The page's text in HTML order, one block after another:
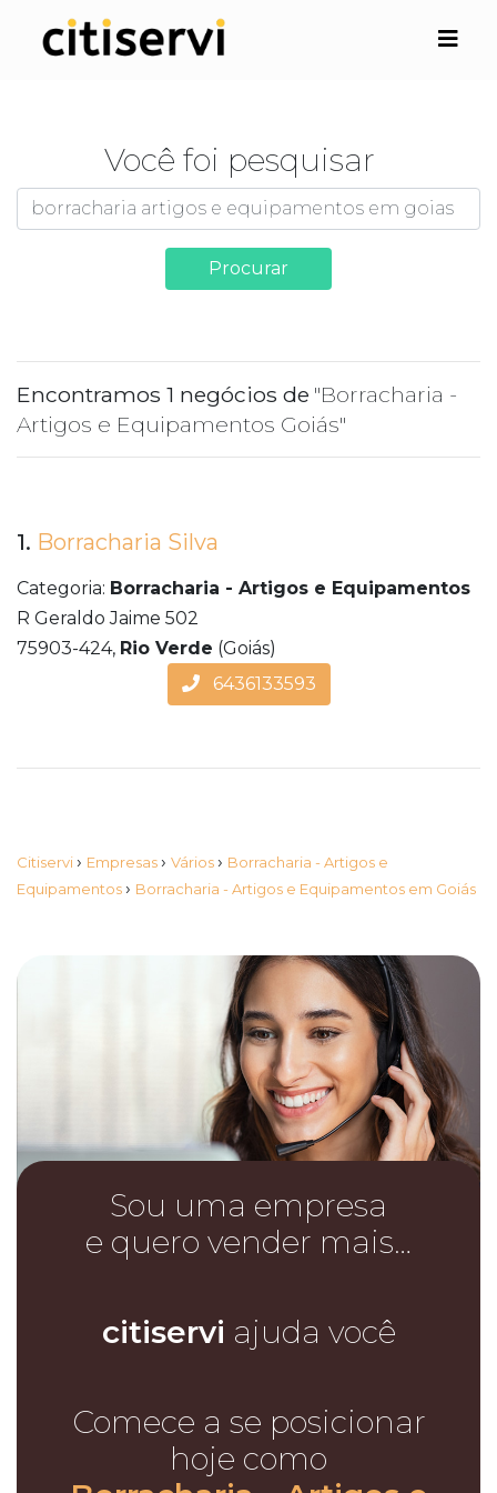
Você foi pesquisar
Procurar
Encontramos 1 negócios de "Borracharia -
Artigos e Equipamentos Goiás"
1. Borracharia Silva
Categoria: Borracharia - Artigos e Equipamentos
R Geraldo Jaime 502
75903-424, Rio Verde (Goiás)
6436133593
Citiservi › Empresas › Vários › Borracharia - Artigos e
Equipamentos › Borracharia - Artigos e Equipamentos em Goiás
Sou uma empresa
e quero vender mais…
citiservi ajuda você
Comece a se posicionar
hoje como